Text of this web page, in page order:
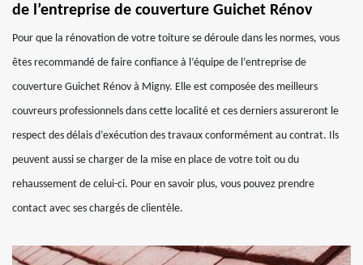
de l’entreprise de couverture Guichet Rénov
Pour que la rénovation de votre toiture se déroule dans les normes, vous
êtes recommandé de faire confiance à l’équipe de l’entreprise de
couverture Guichet Rénov à Migny. Elle est composée des meilleurs
couvreurs professionnels dans cette localité et ces derniers assureront le
respect des délais d’exécution des travaux conformément au contrat. Ils
peuvent aussi se charger de la mise en place de votre toit ou du
rehaussement de celui-ci. Pour en savoir plus, vous pouvez prendre
contact avec ses chargés de clientèle.